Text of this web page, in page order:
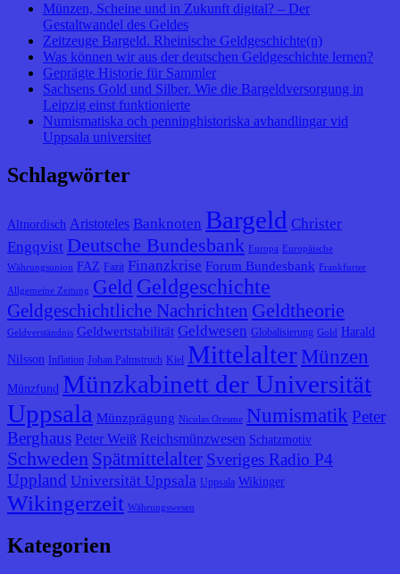
Münzen, Scheine und in Zukunft digital? – Der
Gestaltwandel des Geldes
Zeitzeuge Bargeld. Rheinische Geldgeschichte(n)
Was können wir aus der deutschen Geldgeschichte lernen?
Geprägte Historie für Sammler
Sachsens Gold und Silber. Wie die Bargeldversorgung in
Leipzig einst funktionierte
Numismatiska och penninghistoriska avhandlingar vid
Uppsala universitet
Schlagwörter
Altnordisch Aristoteles Banknoten Bargeld Christer
Engqvist Deutsche Bundesbank Europa
Europäische
Währungsunion
FAZ Fazit Finanzkrise Forum Bundesbank Frankfurter
Allgemeine Zeitung Geld Geldgeschichte
Geldgeschichtliche Nachrichten Geldtheorie
Geldverständnis Geldwertstabilität Geldwesen Globalisierung Gold Harald
Nilsson Inflation Johan Palmstruch Kiel Mittelalter Münzen
Münzfund Münzkabinett der Universität
Uppsala Münzprägung Nicolas Oresme Numismatik Peter
Berghaus Peter Weiß Reichsmünzwesen Schatzmotiv
Schweden Spätmittelalter Sveriges Radio P4
Uppland Universität Uppsala Uppsala Wikinger
Wikingerzeit Währungswesen
Kategorien